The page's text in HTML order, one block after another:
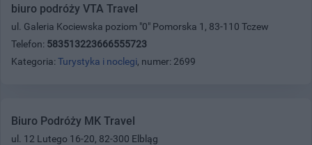
biuro podróży VTA Travel
ul. Galeria Kociewska poziom "0" Pomorska 1, 83-110 Tczew
Telefon: 583513223666555723
Kategoria: Turystyka i noclegi, numer: 2699
Biuro Podróży MK Travel
ul. 12 Lutego 16-20, 82-300 Elbląg